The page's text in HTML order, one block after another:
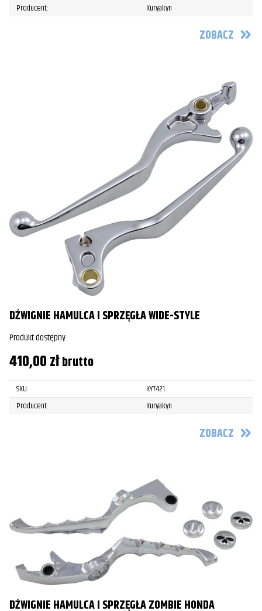
Producent:
Kuryakyn
ZOBACZ
DŹWIGNIE HAMULCA I SPRZĘGŁA WIDE-STYLE
Produkt dostępny
410,00złbrutto
SKU:
KY7421
Producent:
Kuryakyn
ZOBACZ
DŹWIGNIE HAMULCA I SPRZĘGŁA ZOMBIE HONDA